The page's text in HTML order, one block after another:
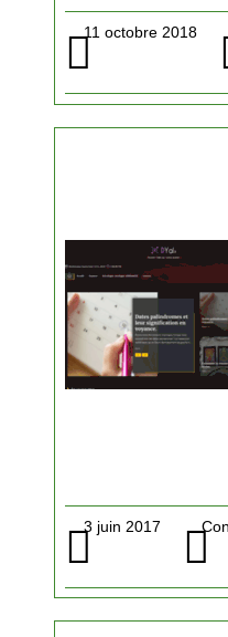
11 octobre 2018
3 juin 2017